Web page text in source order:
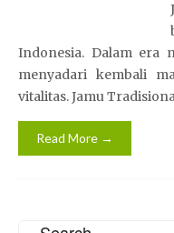
Indonesia. Dalam era
menyadari kembali
vitalitas. Jamu
Read More →